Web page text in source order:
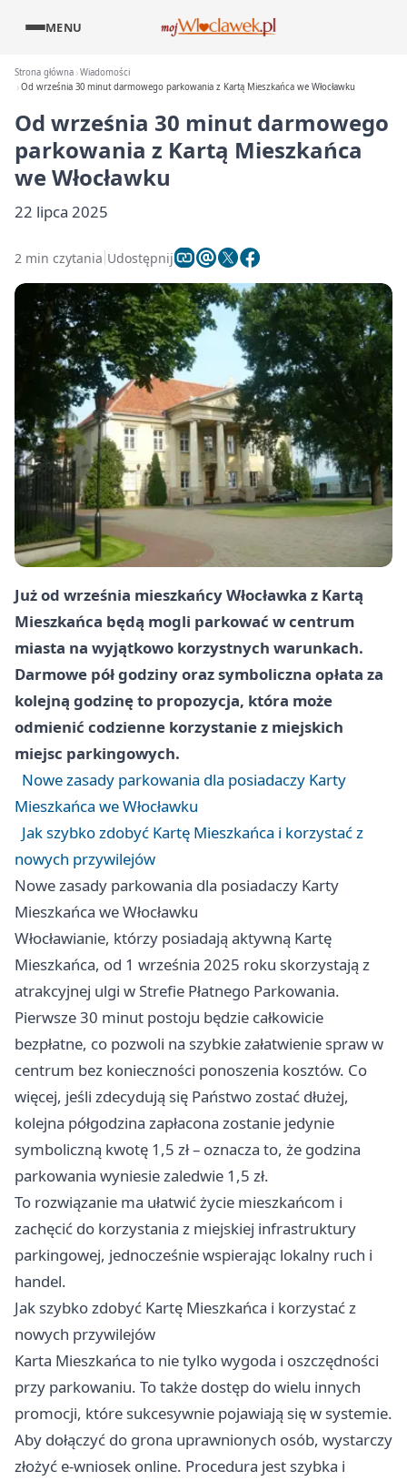
MENU
Strona główna Wiadomości
Od września 30 minut darmowego parkowania z Kartą Mieszkańca we Włocławku
Od września 30 minut darmowego
parkowania z Kartą Mieszkańca
we Włocławku
22 lipca 2025
2 min czytania Udostępnij
Już od września mieszkańcy Włocławka z Kartą
Mieszkańca będą mogli parkować w centrum
miasta na wyjątkowo korzystnych warunkach.
Darmowe pół godziny oraz symboliczna opłata za
kolejną godzinę to propozycja, która może
odmienić codzienne korzystanie z miejskich
miejsc parkingowych.
Nowe zasady parkowania dla posiadaczy Karty
Mieszkańca we Włocławku
Jak szybko zdobyć Kartę Mieszkańca i korzystać z
nowych przywilejów
Nowe zasady parkowania dla posiadaczy Karty
Mieszkańca we Włocławku
Włocławianie, którzy posiadają aktywną Kartę
Mieszkańca, od 1 września 2025 roku skorzystają z
atrakcyjnej ulgi w Strefie Płatnego Parkowania.
Pierwsze 30 minut postoju będzie całkowicie
bezpłatne, co pozwoli na szybkie załatwienie spraw w
centrum bez konieczności ponoszenia kosztów. Co
więcej, jeśli zdecydują się Państwo zostać dłużej,
kolejna półgodzina zapłacona zostanie jedynie
symboliczną kwotę 1,5 zł – oznacza to, że godzina
parkowania wyniesie zaledwie 1,5 zł.
To rozwiązanie ma ułatwić życie mieszkańcom i
zachęcić do korzystania z miejskiej infrastruktury
parkingowej, jednocześnie wspierając lokalny ruch i
handel.
Jak szybko zdobyć Kartę Mieszkańca i korzystać z
nowych przywilejów
Karta Mieszkańca to nie tylko wygoda i oszczędności
przy parkowaniu. To także dostęp do wielu innych
promocji, które sukcesywnie pojawiają się w systemie.
Aby dołączyć do grona uprawnionych osób, wystarczy
złożyć e-wniosek online. Procedura jest szybka i